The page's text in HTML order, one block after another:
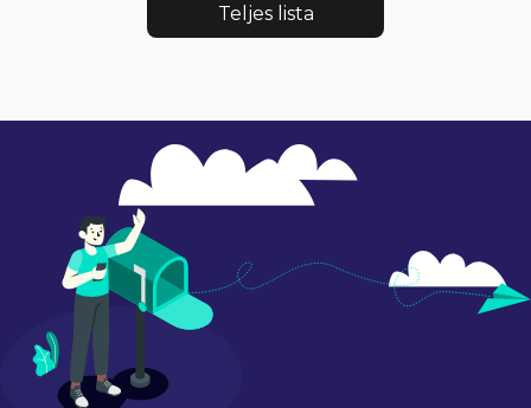
Teljes lista